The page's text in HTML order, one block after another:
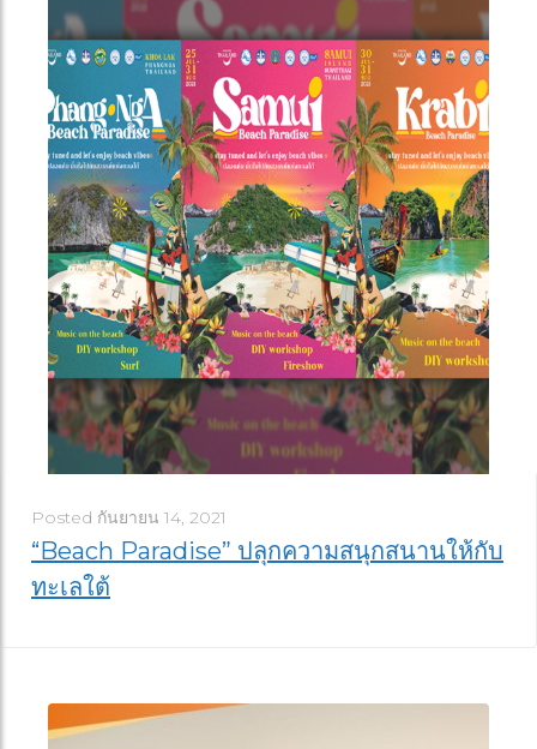
Posted กันยายน 14, 2021
“Beach Paradise” ปลุกความสนุกสนานให้กับ
ทะเลใต้